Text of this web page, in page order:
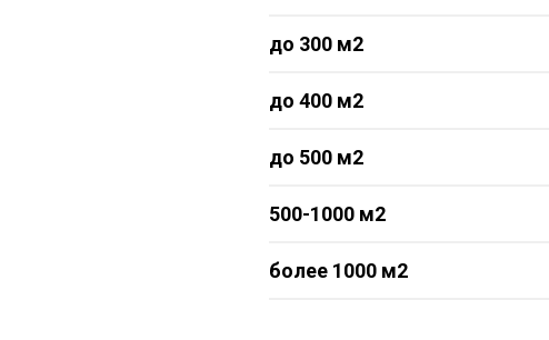
до 300 м2
до 400 м2
до 500 м2
500-1000 м2
более 1000 м2